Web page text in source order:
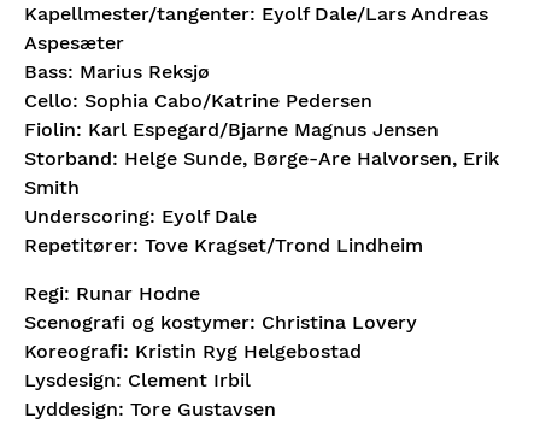
Kapellmester/tangenter: Eyolf Dale/Lars Andreas
Aspesæter
Bass: Marius Reksjø
Cello: Sophia Cabo/Katrine Pedersen
Fiolin: Karl Espegard/Bjarne Magnus Jensen
Storband: Helge Sunde, Børge-Are Halvorsen, Erik
Smith
Underscoring: Eyolf Dale
Repetitører: Tove Kragset/Trond Lindheim
Regi: Runar Hodne
Scenografi og kostymer: Christina Lovery
Koreografi: Kristin Ryg Helgebostad
Lysdesign: Clement Irbil
Lyddesign: Tore Gustavsen